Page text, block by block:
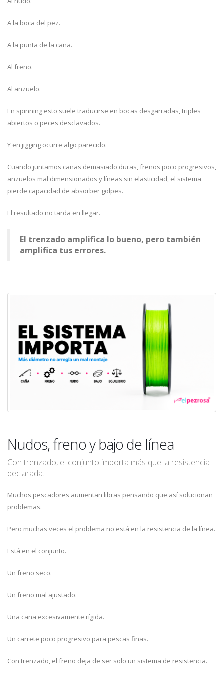
A la boca del pez.
A la punta de la caña.
Al freno.
Al anzuelo.
En spinning esto suele traducirse en bocas desgarradas, triples
abiertos o peces desclavados.
Y en jigging ocurre algo parecido.
Cuando juntamos cañas demasiado duras, frenos poco progresivos,
anzuelos mal dimensionados y líneas sin elasticidad, el sistema
pierde capacidad de absorber golpes.
El resultado no tarda en llegar.
El trenzado amplifica lo bueno, pero también
amplifica tus errores.
Nudos, freno y bajo de línea
Con trenzado, el conjunto importa más que la resistencia
declarada.
Muchos pescadores aumentan libras pensando que así solucionan
problemas.
Pero muchas veces el problema no está en la resistencia de la línea.
Está en el conjunto.
Un freno seco.
Un freno mal ajustado.
Una caña excesivamente rígida.
Un carrete poco progresivo para pescas finas.
Con trenzado, el freno deja de ser solo un sistema de resistencia.